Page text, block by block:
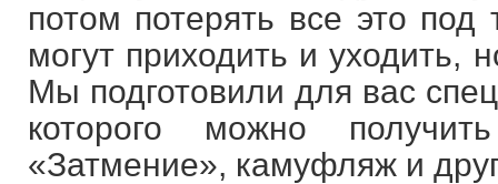
потом потерять все это
могут приходить и уходить,
Мы подготовили для вас
которого можно
«Затмение», камуфляж и